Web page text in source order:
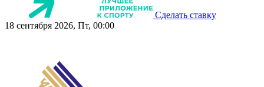
Сделать ставку
18 сентября 2026, Пт, 00:00